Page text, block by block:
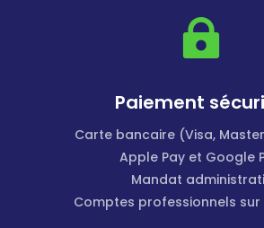

Paiement
Carte bancaire (Visa,
Apple Pay et Google
Mandat
Comptes professionnels